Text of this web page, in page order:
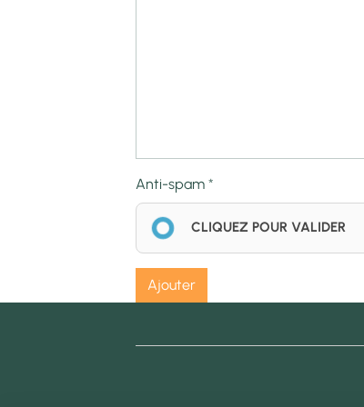
Anti-spam
CLIQUEZ POUR VALIDER
Ajouter